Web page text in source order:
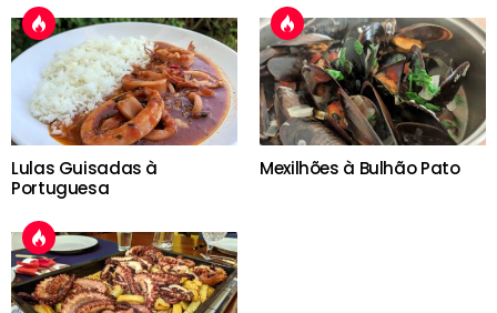
Lulas Guisadas à
Portuguesa
Mexilhões à Bulhão Pato